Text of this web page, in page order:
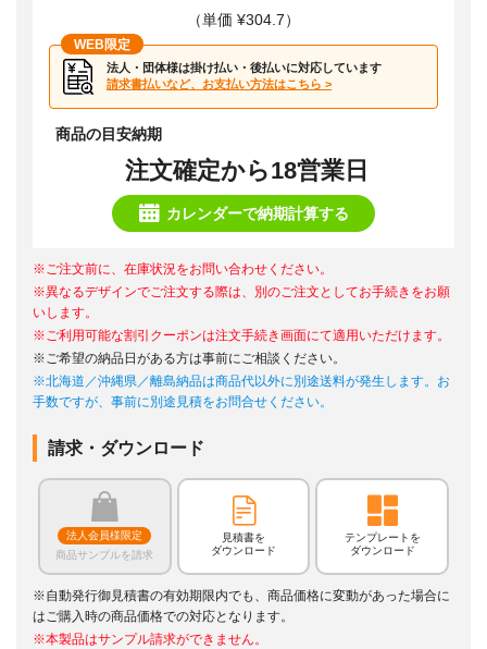
（単価 ¥304.7）
WEB限定
法人・団体様は掛け払い・後払いに対応しています
請求書払いなど、お支払い方法はこちら >
商品の目安納期
注文確定から18営業日
カレンダーで納期計算する
※ご注文前に、在庫状況をお問い合わせください。
※異なるデザインでご注文する際は、別のご注文としてお手続きをお願
いします。
※ご利用可能な割引クーポンは注文手続き画面にて適用いただけます。
※ご希望の納品日がある方は事前にご相談ください。
※北海道／沖縄県／離島納品は商品代以外に別途送料が発生します。お
手数ですが、事前に別途見積をお問合せください。
請求・ダウンロード
法人会員様限定
商品サンプルを請求
見積書を
ダウンロード
テンプレートを
ダウンロード
※自動発行御見積書の有効期限内でも、商品価格に変動があった場合に
はご購入時の商品価格での対応となります。
※本製品はサンプル請求ができません。